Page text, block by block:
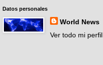
Datos personales
World News
Ver todo mi perfil